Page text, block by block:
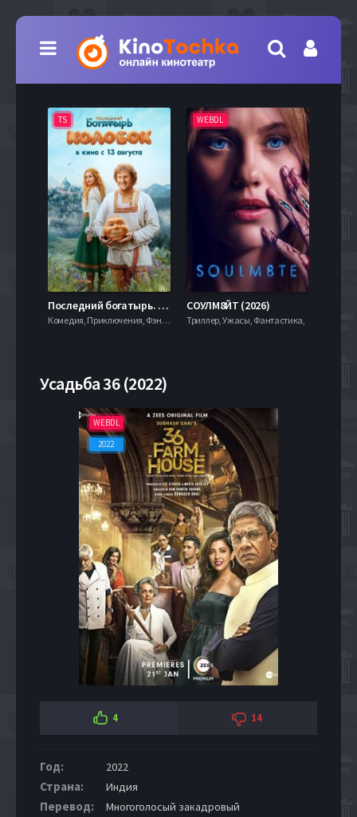
TS
Последний богатырь. Колобок (2026)
Комедия, Приключения, Фэнтези,
WEBDL
СОУЛМ8ЙТ (2026)
Триллер, Ужасы, Фантастика,
Усадьба 36 (2022)
WEBDL
2022
4 14
Год: 2022
Страна: Индия
Перевод: Многоголосый закадровый